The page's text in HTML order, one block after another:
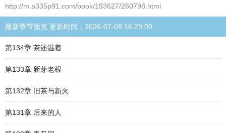
http://m.a335p91.com/book/193627/260798.html
最新章节预览 更新时间：2026-07-08 16:29:09
第134章 茶还温着
第133章 新芽老根
第132章 旧茶与新火
第131章 后来的人